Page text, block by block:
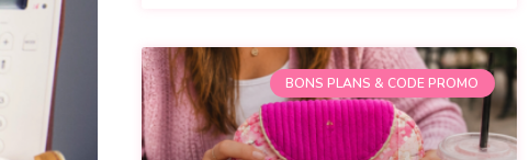
BONS PLANS & CODE PROMO